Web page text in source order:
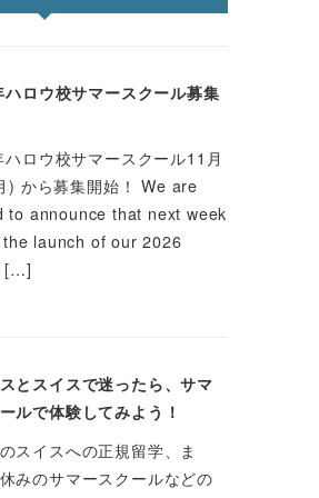
ロウ校サマースクール募集
ロウ校サマースクール11月
) から募集開始！ We are
to announce that next week
launch of our 2026
[…]
とスイスで迷ったら、サマ
ルで体験してみよう！
スイスへの正規留学、ま
みのサマースクールなどの